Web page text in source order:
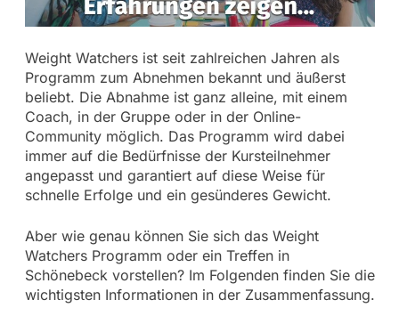
Weight Watchers ist seit zahlreichen Jahren als
Programm zum Abnehmen bekannt und äußerst
beliebt. Die Abnahme ist ganz alleine, mit einem
Coach, in der Gruppe oder in der Online-
Community möglich. Das Programm wird dabei
immer auf die Bedürfnisse der Kursteilnehmer
angepasst und garantiert auf diese Weise für
schnelle Erfolge und ein gesünderes Gewicht.
Aber wie genau können Sie sich das Weight
Watchers Programm oder ein Treffen in
Schönebeck vorstellen? Im Folgenden finden Sie die
wichtigsten Informationen in der Zusammenfassung.